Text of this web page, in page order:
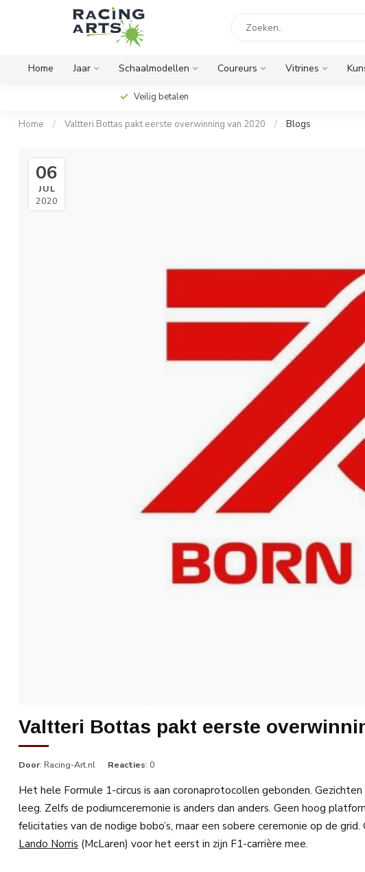
Home Jaar Schaalmodellen Coureurs Vitrines
Veilig betalen
Home / Valtteri Bottas pakt eerste overwinning van 2020 / Blogs
06
JUL
2020
Valtteri Bottas pakt eerste
Door: Racing-Art.nl Reacties: 0
Het hele Formule 1-circus is aan coronaprotocollen gebonden.
leeg. Zelfs de podiumceremonie is anders dan anders. Geen hoog
felicitaties van de nodige bobo’s, maar een sobere ceremonie op de
Lando Norris (McLaren) voor het eerst in zijn F1-carrière mee.